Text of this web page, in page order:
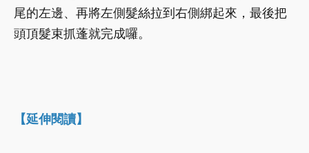
尾的左邊、再將左側髮絲拉到右側綁起來，最後把
頭頂髮束抓蓬就完成囉。
【延伸閱讀】